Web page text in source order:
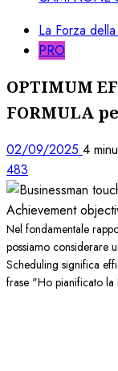
La Forza
PRO
OPTIMUM
FORMULA
02/09/2025 4
483
Nel fondamentale
possiamo considerare
Scheduling significa
frase "Ho pianificato la